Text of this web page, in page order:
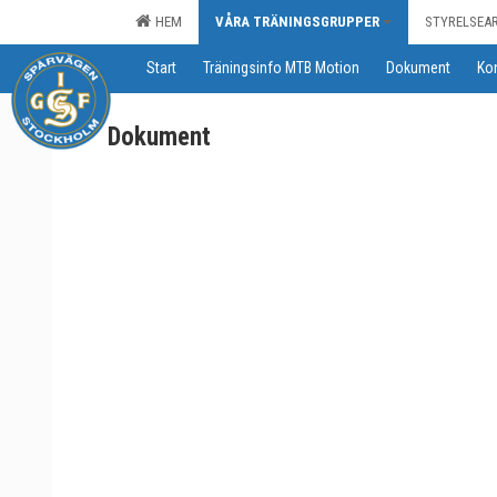
HEM VÅRA TRÄNINGSGRUPPER
Start Träningsinfo MTB Motion Dokument
Dokument